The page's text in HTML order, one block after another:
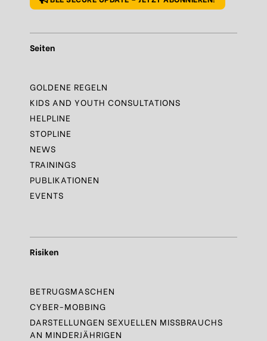
Seiten
GOLDENE REGELN
KIDS AND YOUTH CONSULTATIONS
HELPLINE
STOPLINE
NEWS
TRAININGS
PUBLIKATIONEN
EVENTS
Risiken
BETRUGSMASCHEN
CYBER-MOBBING
DARSTELLUNGEN SEXUELLEN MISSBRAUCHS
AN MINDERJÄHRIGEN